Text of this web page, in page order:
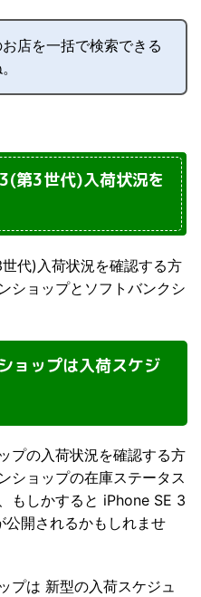
お店を一括で検索できる
第3世代)入荷状況を
代)入荷状況を確認する方
ショップとソフトバンクシ
ョップは入荷スケジ
プの入荷状況を確認する方
ショップの在庫ステータス
もしかすると iPhone SE 3
開されるかもしれませ
プは 新型の入荷スケジュ